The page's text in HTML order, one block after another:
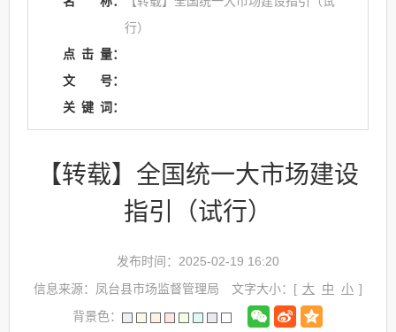
行）
点 击 量：
文
号：
关 键 词：
【转载】全国统一大市场建设
指引（试行）
发布时间：2025-02-19 16:20
信息来源：凤台县市场监督管理局
文字大小：[ 大 中 小 ]
背景色：